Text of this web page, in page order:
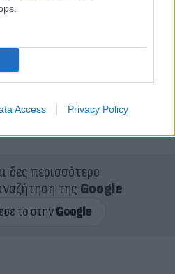
Access Privacy Policy
δες περισσότερο
της Google